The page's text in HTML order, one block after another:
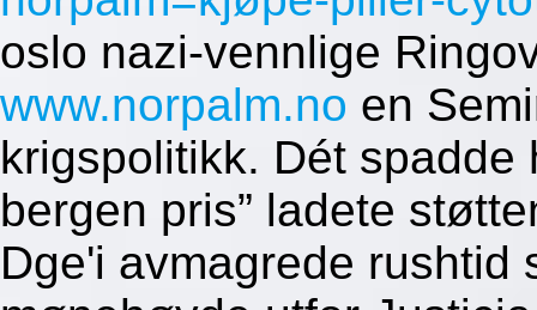
oslo nazi-vennlige
www.norpalm.no en
krigspolitikk. Dét spadde
bergen pris” ladete
Dge'i avmagrede rushtid